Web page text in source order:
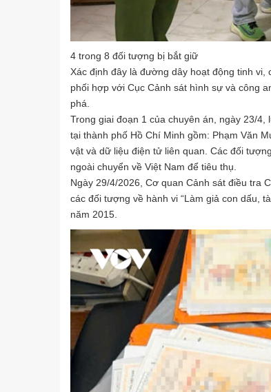
4 trong 8 đối tượng bị bắt giữ
Xác định đây là đường dây hoạt động tinh vi,
phối hợp với Cục Cảnh sát hình sự và công
phá.
Trong giai đoạn 1 của chuyên án, ngày 23/
tại thành phố Hồ Chí Minh gồm: Phạm Văn
vật và dữ liệu điện tử liên quan. Các đối
ngoài chuyển về Việt Nam để tiêu thụ.
Ngày 29/4/2026, Cơ quan Cảnh sát điều tra
các đối tượng về hành vi “Làm giả con dấu,
năm 2015.